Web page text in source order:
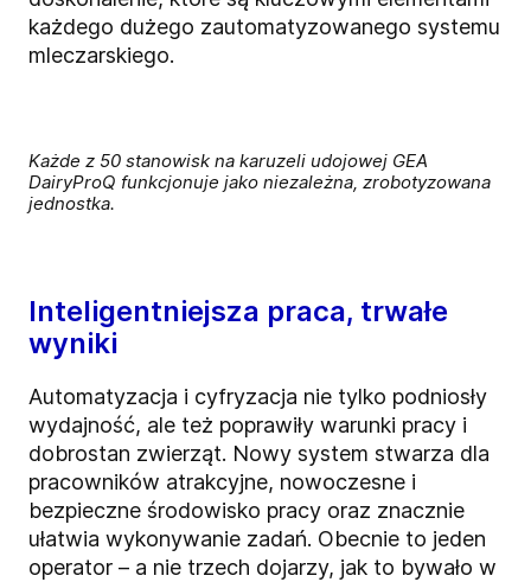
każdego dużego zautomatyzowanego systemu
mleczarskiego.
Każde z 50 stanowisk na karuzeli udojowej GEA
DairyProQ funkcjonuje jako niezależna, zrobotyzowana
jednostka.
Inteligentniejsza praca, trwałe
wyniki
Automatyzacja i cyfryzacja nie tylko podniosły
wydajność, ale też poprawiły warunki pracy i
dobrostan zwierząt. Nowy system stwarza dla
pracowników atrakcyjne, nowoczesne i
bezpieczne środowisko pracy oraz znacznie
ułatwia wykonywanie zadań. Obecnie to jeden
operator – a nie trzech dojarzy, jak to bywało w